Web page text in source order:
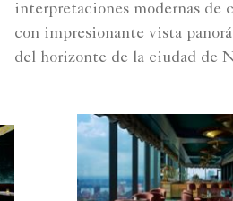
interpretaciones modernas de
con impresionante vista
del horizonte de la ciudad de